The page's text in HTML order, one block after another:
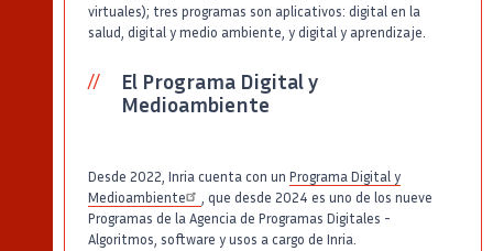
virtuales); tres programas son aplicativos: digital en la
salud, digital y medio ambiente, y digital y aprendizaje.
El Programa Digital y
Medioambiente
Desde 2022, Inria cuenta con un Programa Digital y
Medioambiente
, que desde 2024 es uno de los nueve
Programas de la Agencia de Programas Digitales -
Algoritmos, software y usos a cargo de Inria.